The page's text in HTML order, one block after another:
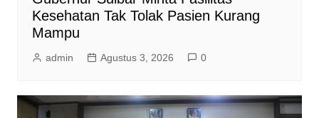
Kesehatan Tak Tolak Pasien Kurang
Mampu
admin Agustus 3, 2026 0